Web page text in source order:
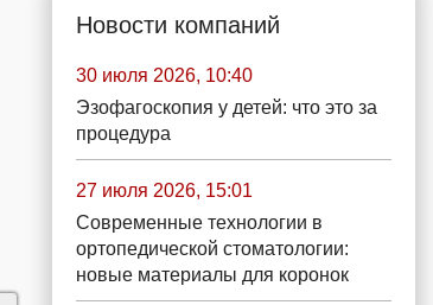
Новости компаний
30 июля 2026, 10:40
Эзофагоскопия у детей: что это за
процедура
27 июля 2026, 15:01
Современные технологии в
ортопедической стоматологии:
новые материалы для коронок